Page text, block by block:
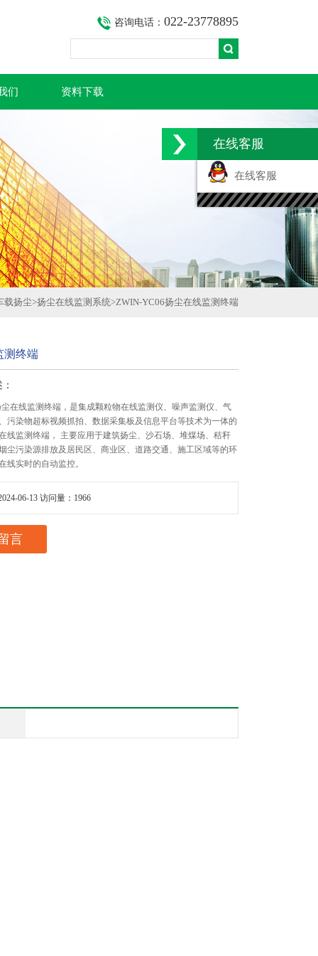
咨询电话： 022-23778895
们 资料下载
载扬尘>扬尘在线监测系统>ZWIN-YC06扬尘在线监测终端
测终端
在线监测终端，是集成颗粒物在线监测仪、噪声监测仪、气
污染物超标视频抓拍、数据采集板及信息平台等技术为一体的
线监测终端， 主要应用于建筑扬尘、沙石场、堆煤场、秸秆
尘污染源排放及居民区、商业区、道路交通、施工区域等的环
线实时的自动监控。
06-13 访问量：1966
言
在线客服
在线客服